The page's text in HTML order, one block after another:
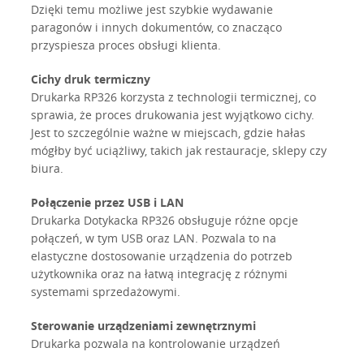
Dzięki temu możliwe jest szybkie wydawanie
paragonów i innych dokumentów, co znacząco
przyspiesza proces obsługi klienta.
Cichy druk termiczny
Drukarka RP326 korzysta z technologii termicznej, co
sprawia, że proces drukowania jest wyjątkowo cichy.
Jest to szczególnie ważne w miejscach, gdzie hałas
mógłby być uciążliwy, takich jak restauracje, sklepy czy
biura.
Połączenie przez USB i LAN
Drukarka Dotykacka RP326 obsługuje różne opcje
połączeń, w tym USB oraz LAN. Pozwala to na
elastyczne dostosowanie urządzenia do potrzeb
użytkownika oraz na łatwą integrację z różnymi
systemami sprzedażowymi.
Sterowanie urządzeniami zewnętrznymi
Drukarka pozwala na kontrolowanie urządzeń